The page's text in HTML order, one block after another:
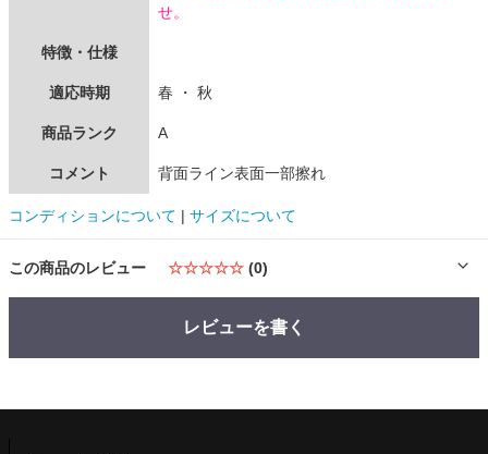
せ。
特徴・仕様
適応時期 春 ・ 秋
商品ランク A
コメント 背面ライン表面一部擦れ
コンディションについて | サイズについて
この商品のレビュー ☆☆☆☆☆ (0)
レビューを書く